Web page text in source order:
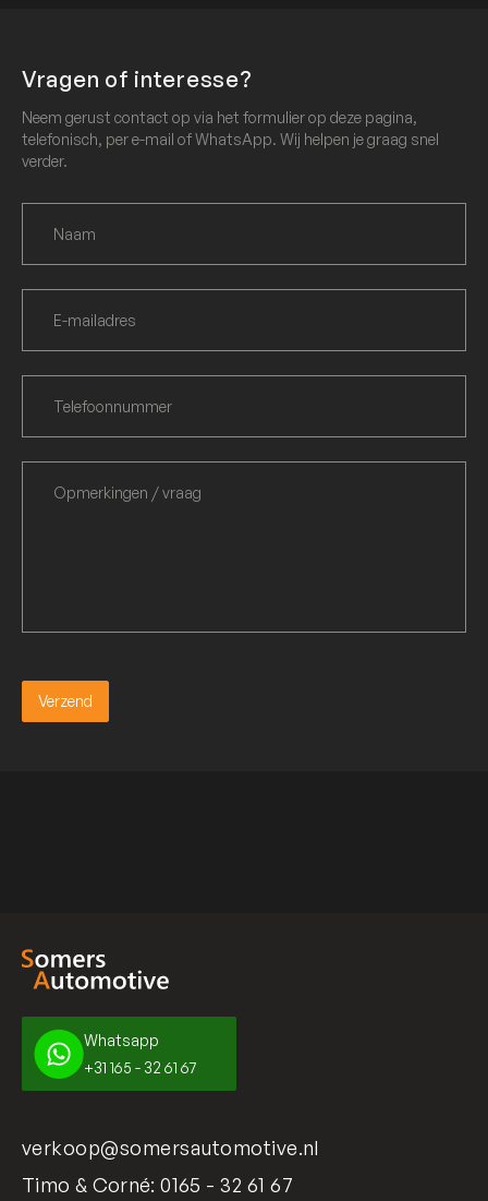
Vragen of interesse?
Neem gerust contact op via het formulier op deze pagina,
telefonisch, per e-mail of WhatsApp. Wij helpen je graag snel
verder.
Verzend
Verzend
Whatsapp
+31 165 - 32 61 67
verkoop@somersautomotive.nl
Timo & Corné:0165 - 32 61 67